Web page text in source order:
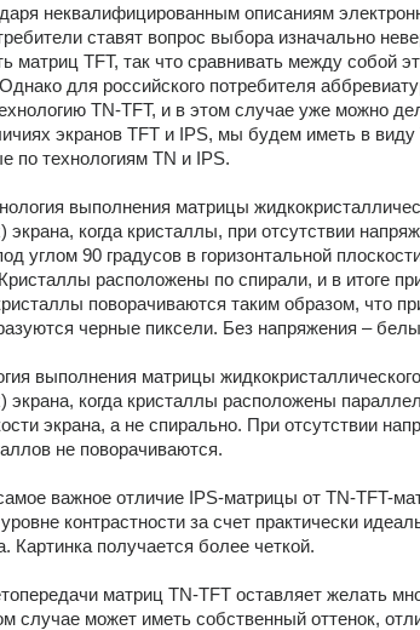
неквалифицированным описаниям
ставят вопрос выбора изначально
матриц TFT, так что сравнивать между собой
для российского потребителя
TN-TFT, и в этом случае уже можно
экранов TFT и IPS, мы будем иметь в виду
по технологиям TN и IPS.
выполнения матрицы
экрана, когда кристаллы, при отсутствии
углом 90 градусов в горизонтальной
расположены по спирали, и в итоге
поворачиваются таким образом, что
черные пиксели. Без напряжения –
выполнения матрицы
экрана, когда кристаллы расположены
экрана, а не спирально. При отсутствии
не поворачиваются.
важное отличие IPS-матрицы от TN-TFT-
контрастности за счет практически
Картинка получается более четкой.
матриц TN-TFT оставляет желать
случае может иметь собственный оттенок,